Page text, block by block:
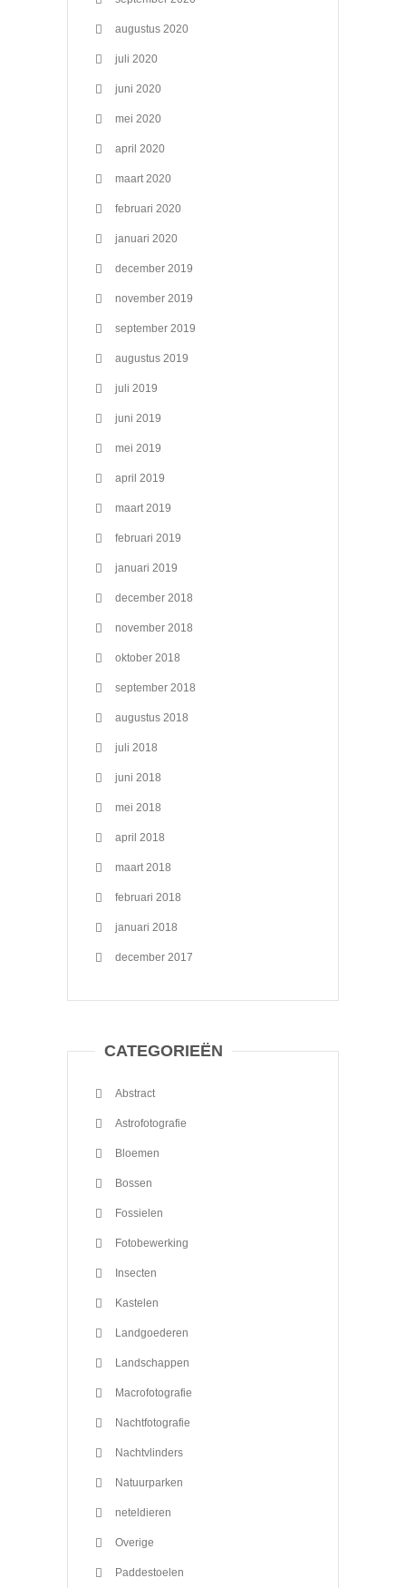
augustus 2020
juli 2020
juni 2020
mei 2020
april 2020
maart 2020
februari 2020
januari 2020
december 2019
november 2019
september 2019
augustus 2019
juli 2019
juni 2019
mei 2019
april 2019
maart 2019
februari 2019
januari 2019
december 2018
november 2018
oktober 2018
september 2018
augustus 2018
juli 2018
juni 2018
mei 2018
april 2018
maart 2018
februari 2018
januari 2018
december 2017
CATEGORIEËN
Abstract
Astrofotografie
Bloemen
Bossen
Fossielen
Fotobewerking
Insecten
Kastelen
Landgoederen
Landschappen
Macrofotografie
Nachtfotografie
Nachtvlinders
Natuurparken
neteldieren
Overige
Paddestoelen